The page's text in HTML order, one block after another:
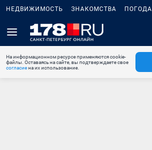
НЕДВИЖИМОСТЬ ЗНАКОМСТВА ПОГОДА
На информационном ресурсе применяются cookie-
файлы. Оставаясь на сайте, вы подтверждаете свое
согласиена их использование.